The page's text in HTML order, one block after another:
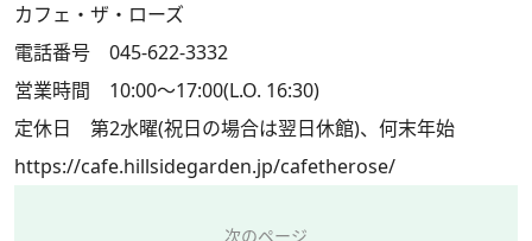
カフェ・ザ・ローズ
電話番号 045-622-3332
営業時間 10:00～17:00(L.O. 16:30)
定休日 第2水曜(祝日の場合は翌日休館)、何末年始
https://cafe.hillsidegarden.jp/cafetherose/
次のページ